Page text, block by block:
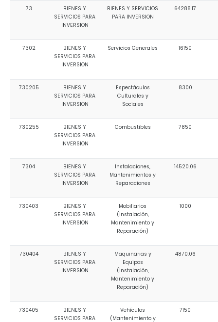
73
BIENES Y
SERVICIOS PARA
INVERSION
BIENES Y SERVICIOS
PARA INVERSION
64288.17
7302
BIENES Y
SERVICIOS PARA
INVERSION
Servicios Generales 16150
730205
BIENES Y
SERVICIOS PARA
INVERSION
Espectáculos
Culturales y
Sociales
8300
730255
BIENES Y
SERVICIOS PARA
INVERSION
Combustibles 7850
7304
BIENES Y
SERVICIOS PARA
INVERSION
Instalaciones,
Mantenimientos y
Reparaciones
14520.06
730403
BIENES Y
SERVICIOS PARA
INVERSION
Mobiliarios
(Instalación,
Mantenimiento y
Reparación)
1000
730404
BIENES Y
SERVICIOS PARA
INVERSION
Maquinarias y
Equipos
(Instalación,
Mantenimiento y
Reparación)
4870.06
730405
BIENES Y
SERVICIOS PARA
Vehículos
(Mantenimiento y
7150